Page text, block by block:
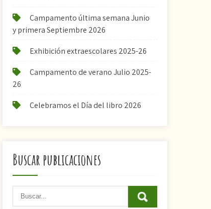
Campamento última semana Junio
y primera Septiembre 2026
Exhibición extraescolares 2025-26
Campamento de verano Julio 2025-
26
Celebramos el Día del libro 2026
Buscar publicaciones